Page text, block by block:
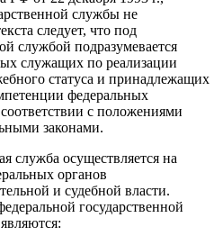
службы не
следует, что под
службой подразумевается
слу­жащих по реализации
стату­са и принадлежащих
феде­ральных
с положениями
законами.
служба осуществляется на
органов
и судебной власти.
государственной